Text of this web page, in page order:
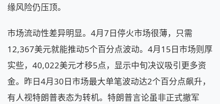
缘风险仍压顶。
市场流动性差异明显。4月7日停火市场很薄，只需
12,367美元就能推动5个百分点波动。4月15日市场则厚
实些，40,022美元才移5点，显示中旬决议吸引更多资
金。昨日4月30日市场最大单笔波动达2个百分点飙升，
有人视特朗普表态为转机。特朗普言论虽非正式撤军